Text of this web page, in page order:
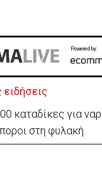
Powered by:
την
τις